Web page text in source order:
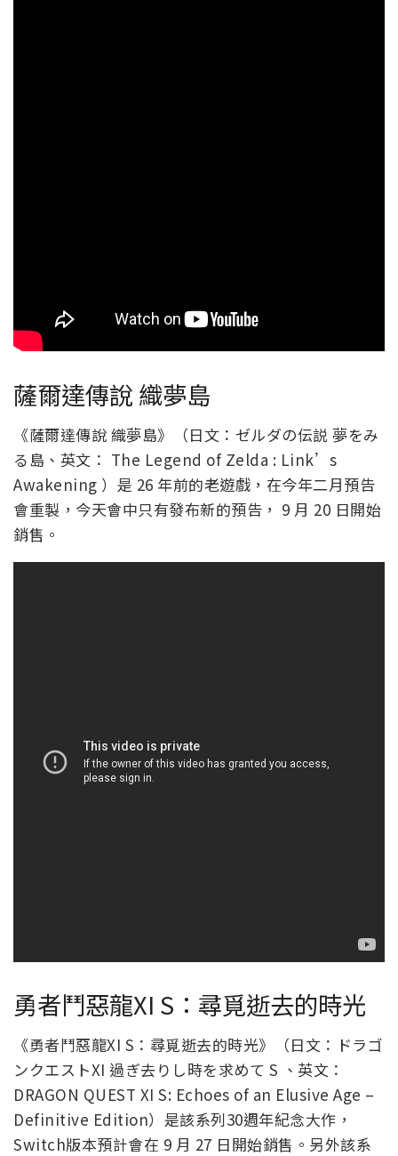
薩爾達傳說 織夢島
《薩爾達傳說 織夢島》（日文：ゼルダの伝説 夢をみ
る島、英文： The Legend of Zelda : Link’s
Awakening ）是 26 年前的老遊戲，在今年二月預告
會重製，今天會中只有發布新的預告， 9 月 20 日開始
銷售。
勇者鬥惡龍XI S：尋覓逝去的時光
《勇者鬥惡龍XI S：尋覓逝去的時光》（日文：ドラゴ
ンクエストXI 過ぎ去りし時を求めて S 、英文：
DRAGON QUEST XI S: Echoes of an Elusive Age –
Definitive Edition）是該系列30週年紀念大作，
Switch版本預計會在 9 月 27 日開始銷售。另外該系